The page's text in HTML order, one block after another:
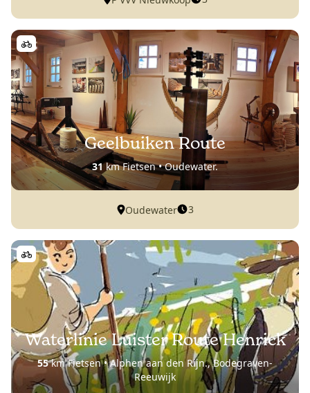
Geelbuiken Route
31km Fietsen • Oudewater.
Oudewater 3
Waterlinie Luister Route Henrick
55km Fietsen • Alphen aan den Rijn., Bodegraven-
Reeuwijk